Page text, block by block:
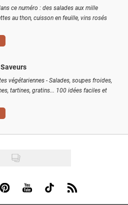
ce numéro : des salades aux mille
au thon, cuisson en feuille, vins rosés
végétariennes - Salades, soupes froides,
tartines, gratins... 100 idées faciles et
Instagram
Visit us on Pinterest
Visit us on Youtube
Visit us on Tiktok
Visit us on Rss